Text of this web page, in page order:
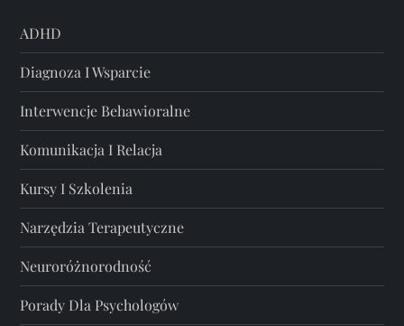
ADHD
Diagnoza I Wsparcie
Interwencje Behawioralne
Komunikacja I Relacja
Kursy I Szkolenia
Narzędzia Terapeutyczne
Neuroróżnorodność
Porady Dla Psychologów